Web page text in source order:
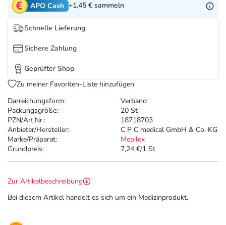
Tierapotheke
Marken
Salus Deals
Darreichungsform:
Verband
Packungsgröße:
20 St
PZN/Art.Nr.:
18718703
Anbieter/Hersteller:
C P C medical GmbH & Co. KG
Marke/Präparat:
Mepilex
Grundpreis:
7,24 €/1 St
APO Cash +1,45 € sammeln
Schnelle Lieferung
Sichere Zahlung
Geprüfter Shop
Zu meiner Favoriten-Liste hinzufügen
Zur Artikelbeschreibung
Bei diesem Artikel handelt es sich um ein Medizinprodukt.